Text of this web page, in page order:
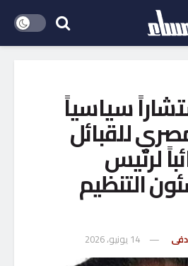
سياسياً
للقبائل
لرئيس
التنظيم
14 يونيو، 2026